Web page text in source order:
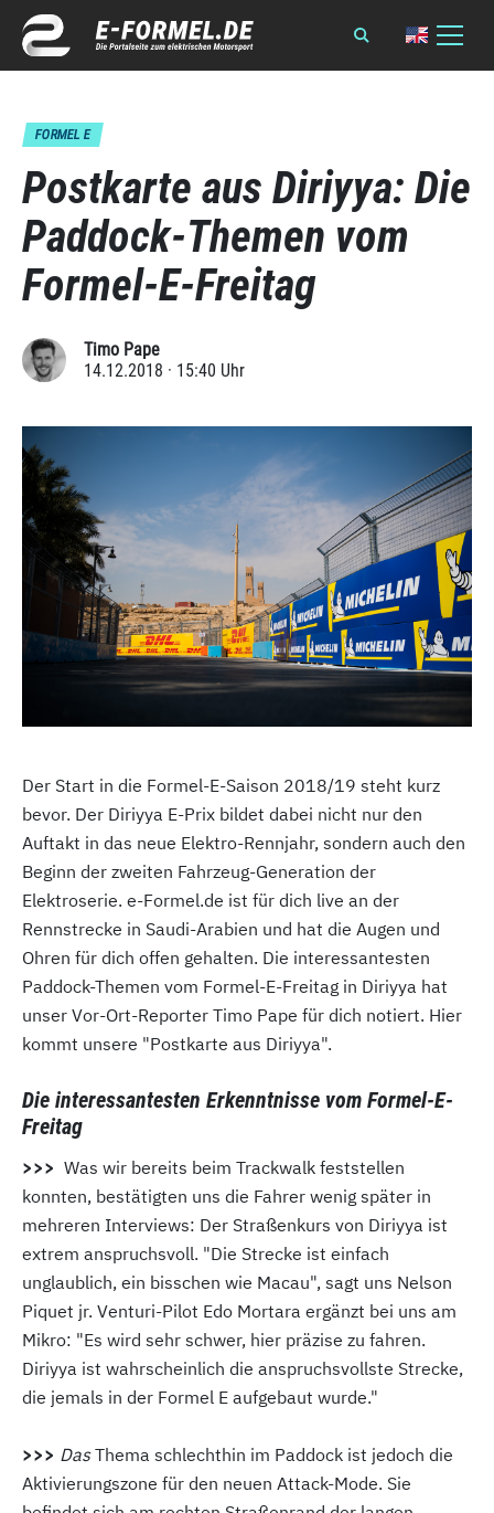
FORMEL E
Postkarte aus Diriyya: Die
Paddock-Themen vom
Formel-E-Freitag
Timo Pape
14.12.2018 · 15:40 Uhr
Der Start in die Formel-E-Saison 2018/19 steht kurz
bevor. Der Diriyya E-Prix bildet dabei nicht nur den
Auftakt in das neue Elektro-Rennjahr, sondern auch den
Beginn der zweiten Fahrzeug-Generation der
Elektroserie. e-Formel.de ist für dich live an der
Rennstrecke in Saudi-Arabien und hat die Augen und
Ohren für dich offen gehalten. Die interessantesten
Paddock-Themen vom Formel-E-Freitag in Diriyya hat
unser Vor-Ort-Reporter Timo Pape für dich notiert. Hier
kommt unsere "Postkarte aus Diriyya".
Die interessantesten Erkenntnisse vom Formel-E-
Freitag
>>> Was wir bereits beim Trackwalk feststellen
konnten, bestätigten uns die Fahrer wenig später in
mehreren Interviews: Der Straßenkurs von Diriyya ist
extrem anspruchsvoll. "Die Strecke ist einfach
unglaublich, ein bisschen wie Macau", sagt uns Nelson
Piquet jr. Venturi-Pilot Edo Mortara ergänzt bei uns am
Mikro: "Es wird sehr schwer, hier präzise zu fahren.
Diriyya ist wahrscheinlich die anspruchsvollste Strecke,
die jemals in der Formel E aufgebaut wurde."
>>> DasThema schlechthin im Paddock ist jedoch die
Aktivierungszone für den neuen Attack-Mode. Sie